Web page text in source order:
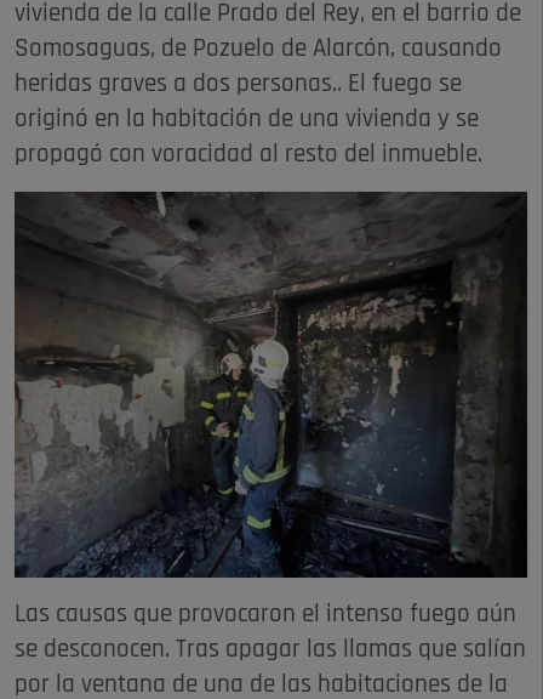
vivienda de la calle Prado del Rey, en el barrio de
Somosaguas, de Pozuelo de Alarcón, causando
heridas graves a dos personas.. El fuego se
originó en la habitación de una vivienda y se
propagó con voracidad al resto del inmueble.
Las causas que provocaron el intenso fuego aún
se desconocen. Tras apagar las llamas que salían
por la ventana de una de las habitaciones de la